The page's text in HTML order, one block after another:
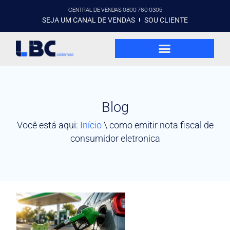
CENTRAL DE VENDAS 0800 760 0305
SEJA UM CANAL DE VENDAS SOU CLIENTE
Blog
Você está aqui: Início\ como emitir nota fiscal de
consumidor eletronica